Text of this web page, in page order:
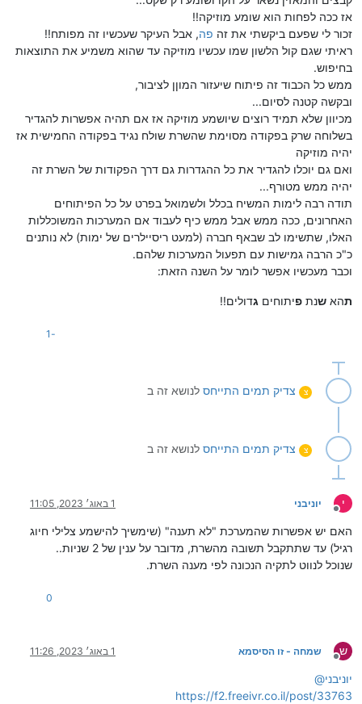
אז ככה לפחות הוא שומע מוזיקה!!
זכור לי שפעם ביקשתי את זה פה, אבל העיקר שעכשיו זה מפותח!!
ראיתי שגם קול הלשון שמו עכשיו מוזיקה עד שהוא משמיע את התוצאות
בחיפוש.
ממש כל הכבוד זה פיתוח שיעזור המוןן לציבור,
ובקשה קטנה לסיום...
מכיוון שלא תמיד רוצים שיושמע מוזיקה אז אם תהיה אפשרות להגדיר
בשלוחה שרק בפקודה מסוימת שהשרת שולח נגיד בפקודה החמישית אז
יהיה מוזיקה
ואם גם יוכלו להגדיר את כל ההגדרות גם דרך הפקודות של השרת זה
יהיה ממש מטורף...
תודה רבה לימות המשיח בכלל ולשמואל בפרט על כל הפיתוחים
האחרונים, ככה ממש אבל ממש כיף לעבוד אם המערכות המשוכללות
האלו, שתשימו לב שבאף חברה (למעט ריסיילרים של ימות) לא נותנים
כ"כ הרבה גמישות עם תפעול המערכות שלהם.
וכבר מעכשיו אפשר לומר על השנה הזאת:
תהא שנת פיתוחים גדולים!!
-1
צ צדיק תמים התייחס לנושא זה ב
צ צדיק תמים התייחס לנושא זה ב
י
מנותק
יוניבני 1 באוג׳ 2023, 11:05
האם יש אפשרות שהמערכת "לא תענה" (שימשיך להישמע צלילי חיוג
רגיל) עד שתתקבל תשובה מהשרת, מדובר על ענין של 2 שניות..
שנוכל לנווט לתקיה הנכונה לפי מענה השרת.
0
ש
מנותק
שמחה - זו הסיסמא 1 באוג׳ 2023, 11:26
@יוניבני
https://f2.freeivr.co.il/post/33763